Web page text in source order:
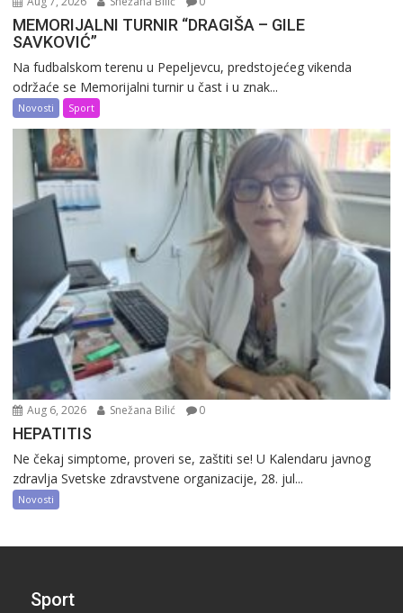
MEMORIJALNI TURNIR “DRAGIŠA – GILE
SAVKOVIĆ”
Na fudbalskom terenu u Pepeljevcu, predstojećeg vikenda
održaće se Memorijalni turnir u čast i u znak...
Novosti Sport
Aug 6, 2026 Snežana Bilić 0
HEPATITIS
Ne čekaj simptome, proveri se, zaštiti se! U Kalendaru javnog
zdravlja Svetske zdravstvene organizacije, 28. jul...
Novosti
Sport